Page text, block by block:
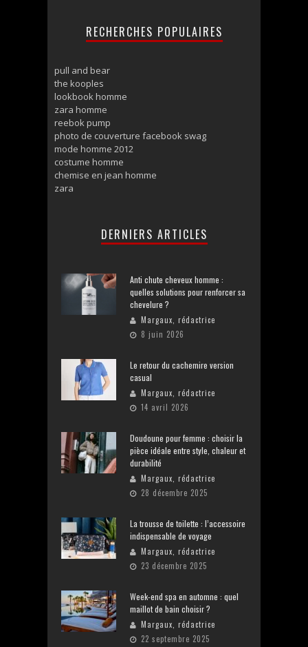
RECHERCHES POPULAIRES
pull and bear
the kooples
lookbook homme
zara homme
reebok pump
photo de couverture facebook swag
mode homme 2012
costume homme
chemise en jean homme
zara
DERNIERS ARTICLES
Anti chute cheveux homme :
quelles solutions pour renforcer sa
chevelure ?
Margaux, rédactrice
8 juin 2026
Le retour du cachemire version
casual
Margaux, rédactrice
14 avril 2026
Doudoune pour femme : choisir la
pièce idéale entre style, chaleur et
durabilité
Margaux, rédactrice
28 décembre 2025
La trousse de toilette : l’accessoire
indispensable de voyage
Margaux, rédactrice
23 décembre 2025
Week-end spa en automne : quel
maillot de bain choisir ?
Margaux, rédactrice
22 septembre 2025